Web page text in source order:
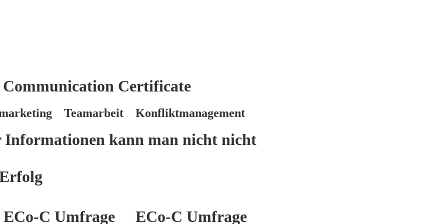
Certificate
Teamarbeit Konfliktmanagement
Informationen kann man nicht nicht
ECo-C Umfrage ECo-C Umfrage